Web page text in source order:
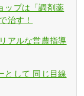
ップは「調剤薬
治す！
アルな営農指導
として 同じ目線